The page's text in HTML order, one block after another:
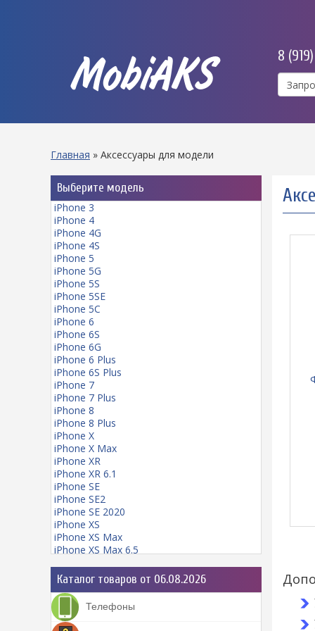
MobiAKS
8
Главная » Аксессуары для модели
Выберите модель
iPhone 3
iPhone 4
iPhone 4G
iPhone 4S
iPhone 5
iPhone 5G
iPhone 5S
iPhone 5SE
iPhone 5C
iPhone 6
iPhone 6S
iPhone 6G
iPhone 6 Plus
iPhone 6S Plus
iPhone 7
iPhone 7 Plus
iPhone 8
iPhone 8 Plus
iPhone X
iPhone X Max
iPhone XR
iPhone XR 6.1
iPhone SE
iPhone SE2
iPhone SE 2020
iPhone XS
iPhone XS Max
iPhone XS Max 6.5
iPhone 11 mini
iPhone 11 Pro
iPhone 11 Pro Max
iPhone 12
iPhone 12 Pro
Каталог товаров от 06.08.2026
Телефоны